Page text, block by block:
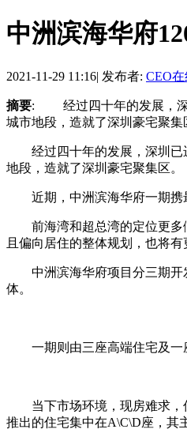
中洲滨海华府
2021-11-29 11:16| 发布者: CEO
摘要: 经过四十年的发展，深圳
城市地段，造就了深圳豪宅
经过四十年的发展，深圳已进
地段，造就了深圳豪宅聚集区。
近期，中洲滨海华府一期携最
前海湾和超总湾的定位更多倾
且偏向居住的整体规划，也将
中洲滨海华府项目分三期开发
体。
一期则由三座高端住宅及一座
当下市场环境，现房难求，何
推出的住宅集中在A\C\D座，其